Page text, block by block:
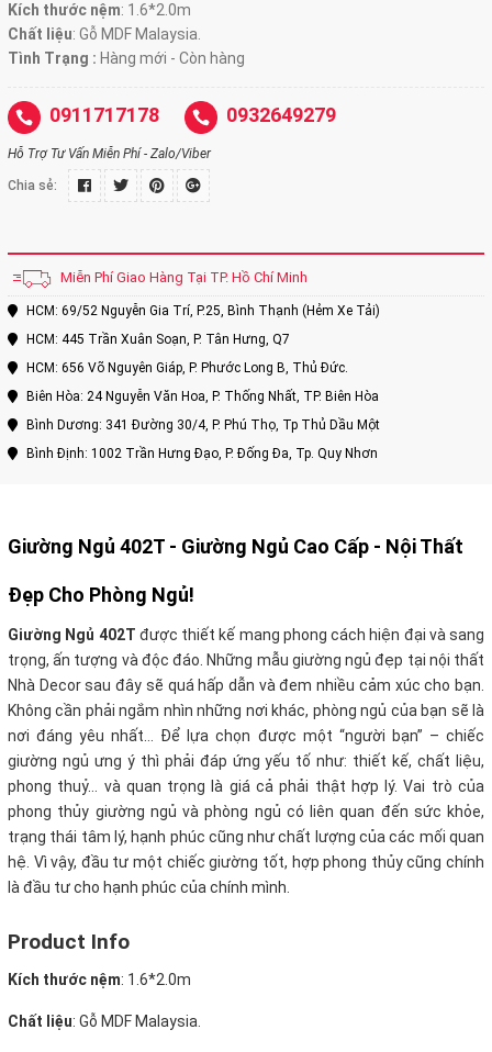
Kích thước nệm: 1.6*2.0m
Chất liệu: Gỗ MDF Malaysia.
Tình Trạng : Hàng mới - Còn hàng
0911717178 0932649279
Hỗ Trợ Tư Vấn Miễn Phí - Zalo/Viber
Chia sẻ:
Miễn Phí Giao Hàng Tại TP. Hồ Chí Minh
HCM: 69/52 Nguyễn Gia Trí, P.25, Bình Thạnh (Hẻm Xe Tải)
HCM: 445 Trần Xuân Soạn, P. Tân Hưng, Q7
HCM: 656 Võ Nguyên Giáp, P. Phước Long B, Thủ Đức.
Biên Hòa: 24 Nguyễn Văn Hoa, P. Thống Nhất, TP. Biên Hòa
Bình Dương: 341 Đường 30/4, P. Phú Thọ, Tp Thủ Dầu Một
Bình Định: 1002 Trần Hưng Đạo, P. Đống Đa, Tp. Quy Nhơn
Giường Ngủ 402T - Giường Ngủ Cao Cấp - Nội Thất
Đẹp Cho Phòng Ngủ!
Giường Ngủ 402T được thiết kế mang phong cách hiện đại và sang
trọng, ấn tượng và độc đáo. Những mẫu giường ngủ đẹp tại nội thất
Nhà Decor sau đây sẽ quá hấp dẫn và đem nhiều cảm xúc cho bạn.
Không cần phải ngắm nhìn những nơi khác, phòng ngủ của bạn sẽ là
nơi đáng yêu nhất… Để lựa chọn được một “người bạn” – chiếc
giường ngủ ưng ý thì phải đáp ứng yếu tố như: thiết kế, chất liệu,
phong thuỷ… và quan trọng là giá cả phải thật hợp lý. Vai trò của
phong thủy giường ngủ và phòng ngủ có liên quan đến sức khỏe,
trạng thái tâm lý, hạnh phúc cũng như chất lượng của các mối quan
hệ. Vì vậy, đầu tư một chiếc giường tốt, hợp phong thủy cũng chính
là đầu tư cho hạnh phúc của chính mình.
Product Info
Kích thước nệm: 1.6*2.0m
Chất liệu: Gỗ MDF Malaysia.